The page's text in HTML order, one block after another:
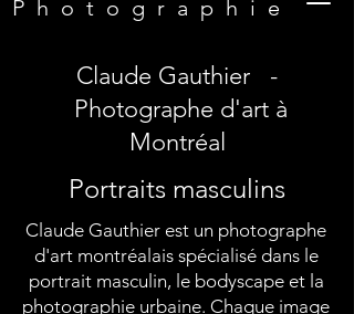
P h o t o g r a p h i e
Claude Gauthier -
Photographe d'art à
Montréal
Portraits masculins
Claude Gauthier est un photographe
d'art montréalais spécialisé dans le
portrait masculin, le bodyscape et la
photographie urbaine. Chaque image